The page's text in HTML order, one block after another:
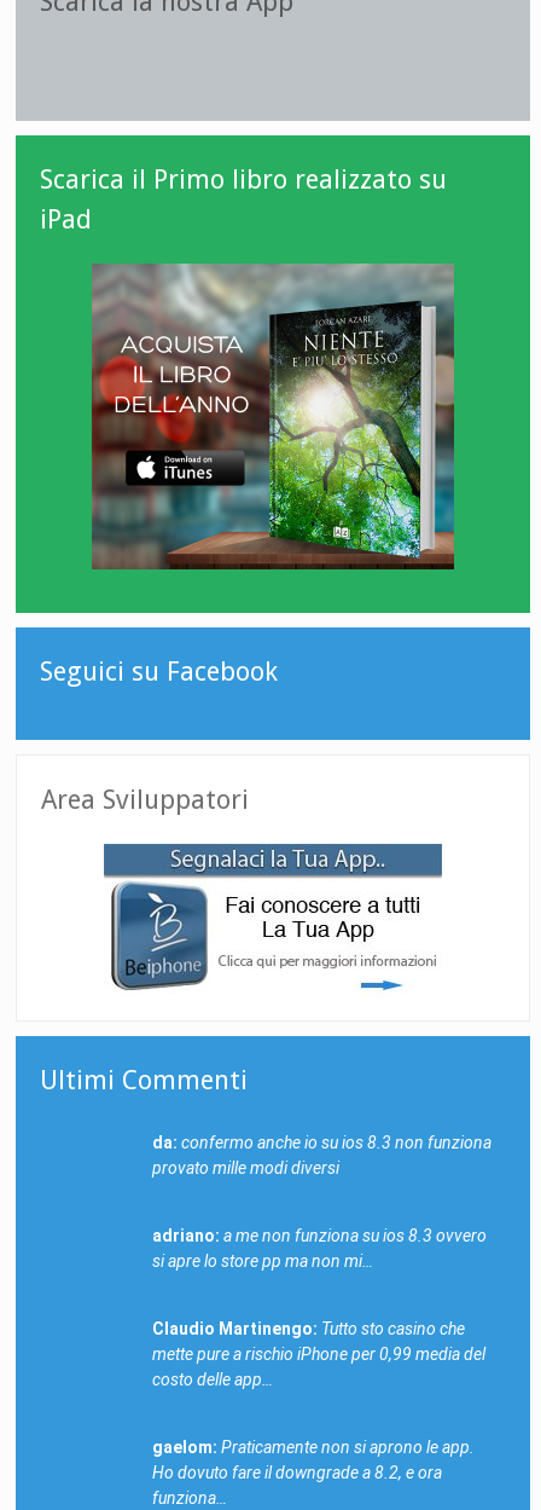
Scarica il Primo libro realizzato su
iPad
Seguici su Facebook
Area Sviluppatori
Ultimi Commenti
da: confermo anche io su ios 8.3 non funziona
provato mille modi diversi
adriano: a me non funziona su ios 8.3 ovvero
si apre lo store pp ma non mi…
Claudio Martinengo: Tutto sto casino che
mette pure a rischio iPhone per 0,99 media del
costo delle app…
gaelom: Praticamente non si aprono le app.
Ho dovuto fare il downgrade a 8.2, e ora
funziona…